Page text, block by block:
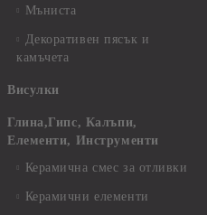
Мъниста
Декоративен пясък и
камъчета
Висулки
Глина,Гипс, Калъпи,
Елементи, Инструменти
Керамична смес за отливки
Керамични елементи